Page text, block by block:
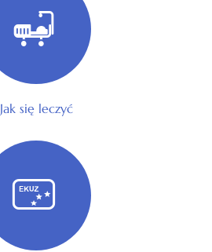
Jak się leczyć